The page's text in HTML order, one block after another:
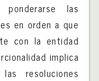
ponderarse las
en orden a que
con la entidad
implica
resoluciones